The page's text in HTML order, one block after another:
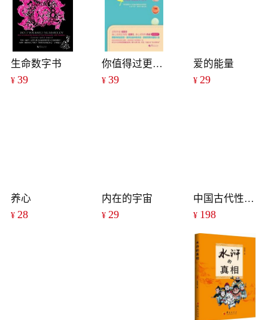
生命数字书
¥ 39
你值得过更好的生活Ⅱ
¥39
爱的能量
¥ 29
养心
¥ 28
内在的宇宙
¥ 29
中国古代性学报告（增补版）（精装）
¥ 198